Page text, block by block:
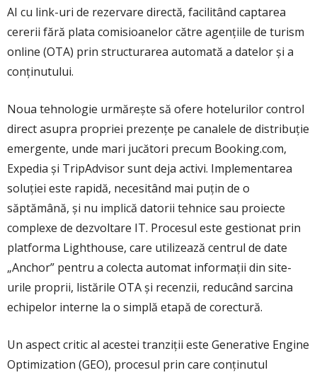
AI cu link-uri de rezervare directă, facilitând captarea
cererii fără plata comisioanelor către agențiile de turism
online (OTA) prin structurarea automată a datelor și a
conținutului.
Noua tehnologie urmărește să ofere hotelurilor control
direct asupra propriei prezențe pe canalele de distribuție
emergente, unde mari jucători precum Booking.com,
Expedia și TripAdvisor sunt deja activi. Implementarea
soluției este rapidă, necesitând mai puțin de o
săptămână, și nu implică datorii tehnice sau proiecte
complexe de dezvoltare IT. Procesul este gestionat prin
platforma Lighthouse, care utilizează centrul de date
„Anchor” pentru a colecta automat informații din site-
urile proprii, listările OTA și recenzii, reducând sarcina
echipelor interne la o simplă etapă de corectură.
Un aspect critic al acestei tranziții este Generative Engine
Optimization (GEO), procesul prin care conținutul